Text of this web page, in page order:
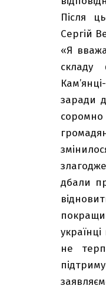
Після
Сергій
«Я
складу
заради
дбали
не